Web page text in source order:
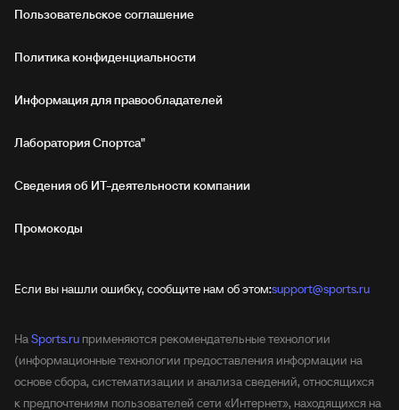
Пользовательское соглашение
Политика конфиденциальности
Информация для правообладателей
Лаборатория Спортса"
Сведения об ИТ‑деятельности компании
Промокоды
Если вы нашли ошибку, сообщите нам об этом:support@sports.ru
НаSports.ru применяются рекомендательные технологии
(информационные технологии предоставления информации на
основе сбора, систематизации и анализа сведений, относящихся
к предпочтениям пользователей сети «Интернет», находящихся на